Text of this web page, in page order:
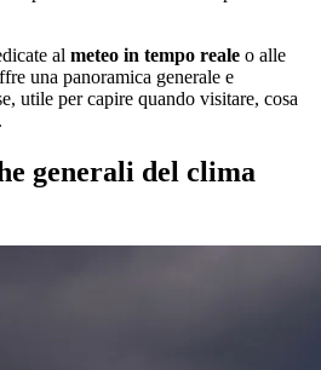
al meteo in tempo reale o alle
una panoramica generale e
utile per capire quando visitare, cosa
generali del clima